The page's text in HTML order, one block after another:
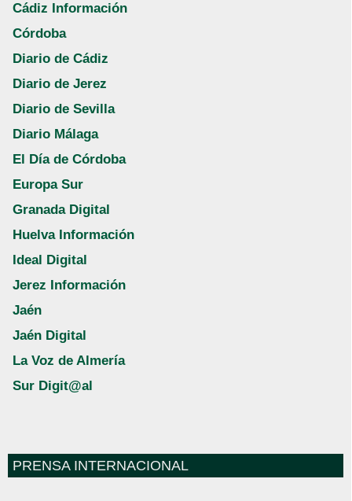
Cádiz Información
Córdoba
Diario de Cádiz
Diario de Jerez
Diario de Sevilla
Diario Málaga
El Día de Córdoba
Europa Sur
Granada Digital
Huelva Información
Ideal Digital
Jerez Información
Jaén
Jaén Digital
La Voz de Almería
Sur Digit@al
PRENSA INTERNACIONAL